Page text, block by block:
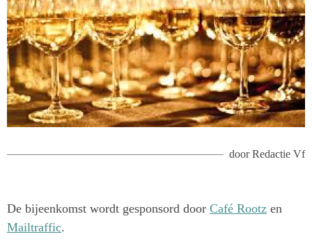
doorRedactie Vf
De bijeenkomst wordt gesponsord door Café Rootz en
Mailtraffic.